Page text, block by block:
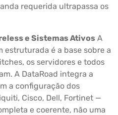
requerida ultrapassa os
e Sistemas Ativos A
é a base sobre a
os servidores e todos
A DataRoad integra a
a configuração dos
Cisco, Dell, Fortinet —
e coerente, não uma